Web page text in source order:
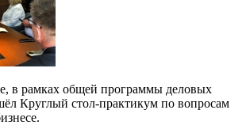
в рамках общей программы деловых
Круглый стол-практикум по вопросам